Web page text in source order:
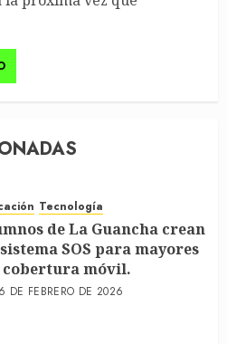
Tecnología
de La Guancha crean
SOS para mayores
cobertura móvil.
DE FEBRERO DE 2026